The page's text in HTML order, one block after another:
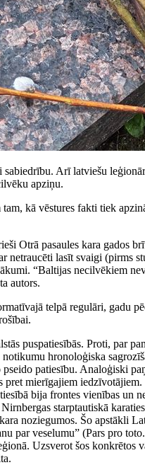
sabiedrību. Arī latviešu
apziņu.
kā vēstures fakti tiek
Otrā pasaules kara gados
lasīt svaigi (pirms
“Baltijas necilvēkiem
autors.
telpā regulāri, gadu
puspatiesībās. Proti, par
hronoloģiska
patiesību. Analoģiski
pret mierīgajiem
bija frontes vienības
starptautiskā
noziegumos. Šo apstākli
par veselumu” (Pars pro
Uzsverot šos